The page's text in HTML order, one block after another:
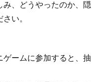
、どうやったのか、隠
い。
ゲームに参加すると、抽